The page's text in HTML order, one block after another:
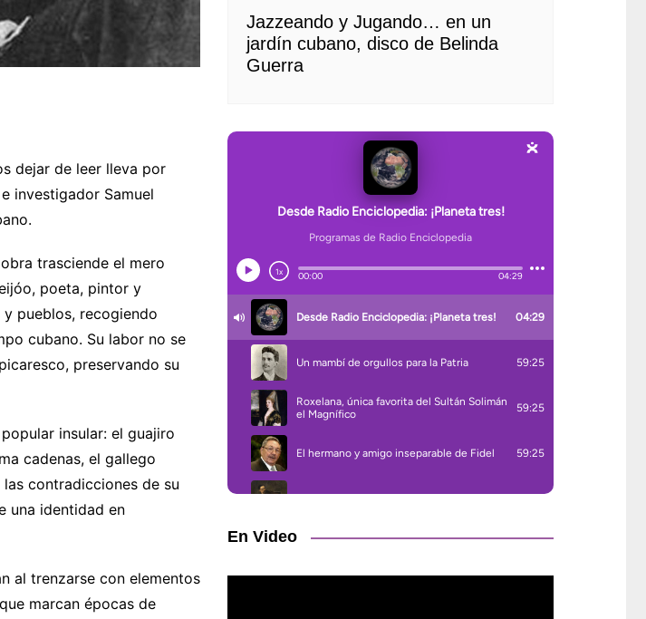
dejar de leer lleva por
investigador Samuel
trasciende el mero
poeta, pintor y
pueblos, recogiendo
cubano. Su labor no se
preservando su
insular: el guajiro
cadenas, el gallego
contradicciones de su
una identidad en
al trenzarse con elementos
marcan épocas de
Jazzeando y Jugando… en un
jardín cubano, disco de Belinda
Guerra
En Video